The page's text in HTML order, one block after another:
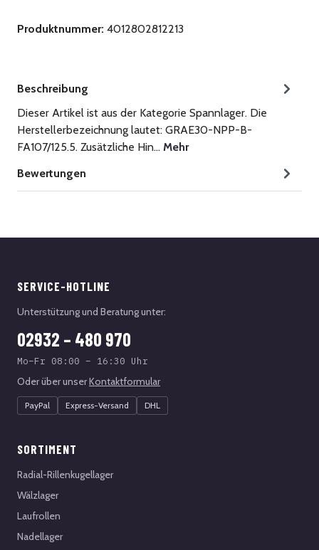
Produktnummer: 4012802812213
Beschreibung
Dieser Artikel ist aus der Kategorie Spannlager. Die
Herstellerbezeichnung lautet: GRAE30-NPP-B-
FA107/125.5. Zusätzliche Hin… Mehr
Bewertungen
SERVICE-HOTLINE
Unterstützung und Beratung unter:
02932 – 480 970
Mo–Fr 08:00 – 16:30 Uhr
Oder über unserKontaktformular
PayPal Express-Versand DHL
SORTIMENT
Radial-Rillenkugellager
Wälzlager
Laufrollen
Nadellager